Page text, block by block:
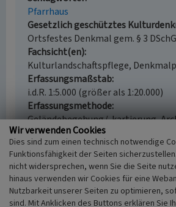
Pfarrhaus
Gesetzlich geschütztes
Ortsfestes Denkmal gem. § 3
Fachsicht(en)
Kulturlandschaftspflege,
Erfassungsmaßstab
i.d.R. 1:5.000 (größer als 1:20.000)
Erfassungsmethode
Geländebegehung/-kartierung,
Historischer Zeitraum
Beginn 1900
Empfohlene Zitierweise
Wir verwenden Cookies
Dies sind zum einen technisch notwendige
Funktionsfähigkeit der Seiten
nicht widersprechen, wenn Sie die Seite
hinaus verwenden wir Cookies für eine
Nutzbarkeit unserer Seiten zu optimieren,
sind. Mit Anklicken des Buttons erklären Sie